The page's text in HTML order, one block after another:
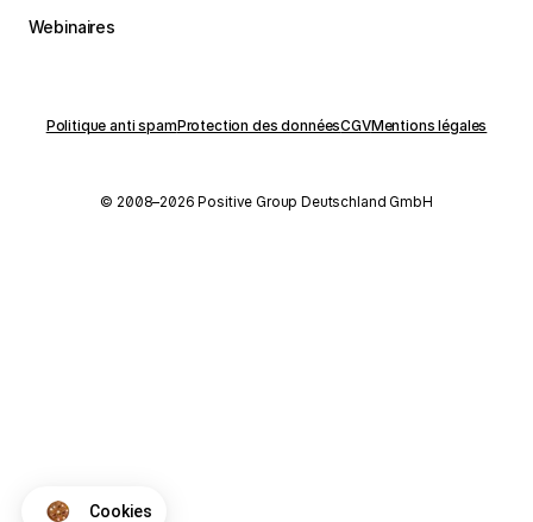
Cookies
Webinaires
Politique anti spam Protection des donnéesCGVMentions légales
© 2008–2026 Positive Group Deutschland GmbH